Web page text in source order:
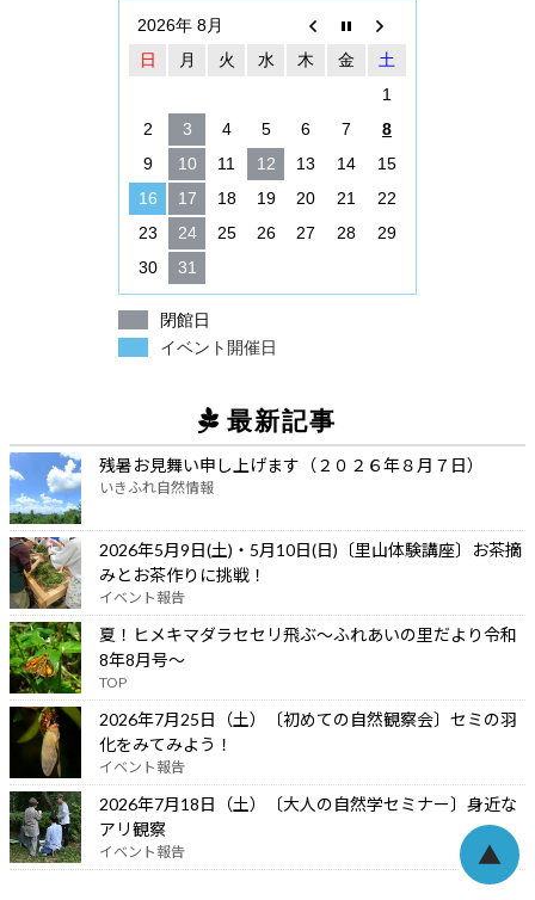
2026年 8月
日
月 火 水 木 金
土
1
2
3 4 5 6 7
8
9
10 11 12 13 14
15
16
17 18 19 20 21
22
23
24 25 26 27 28
29
30
31
閉館日
イベント開催日
最新記事
残暑お見舞い申し上げます（２０２６年８月７日）
いきふれ自然情報
2026年5月9日(土)・5月10日(日)〔里山体験講座〕お茶摘
みとお茶作りに挑戦！
イベント報告
夏！ヒメキマダラセセリ飛ぶ～ふれあいの里だより令和
8年8月号～
TOP
2026年7月25日（土）〔初めての自然観察会〕セミの羽
化をみてみよう！
イベント報告
2026年7月18日（土）〔大人の自然学セミナー〕身近な
アリ観察
イベント報告 ▲